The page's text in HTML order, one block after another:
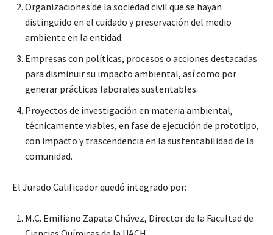
Organizaciones de la sociedad civil que se hayan
distinguido en el cuidado y preservación del medio
ambiente en la entidad.
Empresas con políticas, procesos o acciones destacadas
para disminuir su impacto ambiental, así como por
generar prácticas laborales sustentables.
Proyectos de investigación en materia ambiental,
técnicamente viables, en fase de ejecución de prototipo,
con impacto y trascendencia en la sustentabilidad de la
comunidad.
El Jurado Calificador quedó integrado por:
M.C. Emiliano Zapata Chávez, Director de la Facultad de